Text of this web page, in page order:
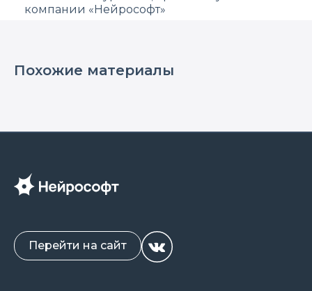
компании «Нейрософт»
Похожие материалы
Перейти на сайт